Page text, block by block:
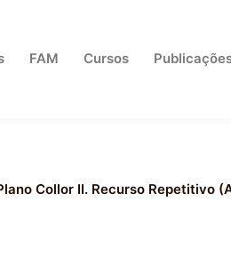
FAM Cursos
Collor II. Recurso Repetitivo